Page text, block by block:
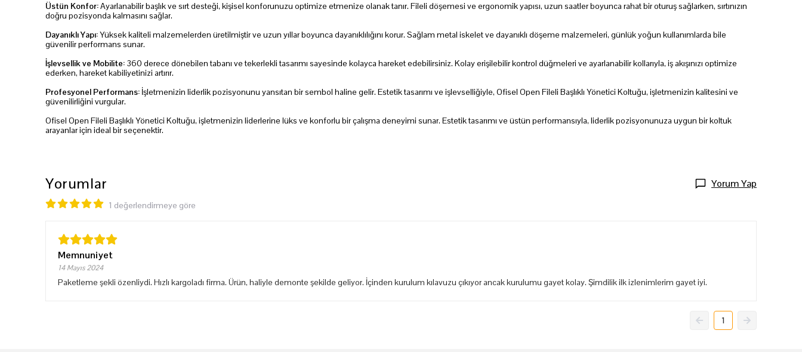
Üstün Konfor:Ayarlanabilir başlık ve sırt desteği, kişisel konforunuzu optimize etmenize olanak tanır. Fileli döşemesi ve ergonomik yapısı, uzun saatler boyunca rahat bir oturuş sağlarken, sırtınızın
doğru pozisyonda kalmasını sağlar.
Dayanıklı Yapı:Yüksek kaliteli malzemelerden üretilmiştir ve uzun yıllar boyunca dayanıklılığını korur. Sağlam metal iskelet ve dayanıklı döşeme malzemeleri, günlük yoğun kullanımlarda bile
güvenilir performans sunar.
İşlevsellik ve Mobilite: 360 derece dönebilen tabanı ve tekerlekli tasarımı sayesinde kolayca hareket edebilirsiniz. Kolay erişilebilir kontrol düğmeleri ve ayarlanabilir kollarıyla, iş akışınızı optimize
ederken, hareket kabiliyetinizi artırır.
Profesyonel Performans: İşletmenizin liderlik pozisyonunu yansıtan bir sembol haline gelir. Estetik tasarımı ve işlevselliğiyle, Ofisel Open Fileli Başlıklı Yönetici Koltuğu, işletmenizin kalitesini ve
güvenilirliğini vurgular.
Ofisel Open Fileli Başlıklı Yönetici Koltuğu, işletmenizin liderlerine lüks ve konforlu bir çalışma deneyimi sunar. Estetik tasarımı ve üstün performansıyla, liderlik pozisyonunuza uygun bir koltuk
arayanlar için ideal bir seçenektir.
Yorumlar Yorum Yap
1 değerlendirmeye göre
Memnuniyet
14 Mayıs 2024
Paketleme şekli özenliydi. Hızlı kargoladı firma. Ürün, haliyle demonte şekilde geliyor. İçinden kurulum kılavuzu çıkıyor ancak kurulumu gayet kolay. Şimdilik ilk izlenimlerim gayet iyi.
1